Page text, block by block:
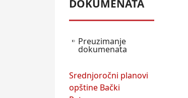
DOKUMENATA
Preuzimanje
dokumenata
Srednjoročni planovi
opštine Bački